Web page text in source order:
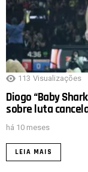
113 Visualizações
Diogo “Baby
sobre luta
há 10 meses
LEIA MAIS